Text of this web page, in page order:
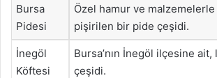
Bursa
Pidesi
Özel hamur ve malzemelerle
pişirilen bir pide çeşidi.
İnegöl
Köftesi
Bursa’nın İnegöl ilçesine
çeşidi.